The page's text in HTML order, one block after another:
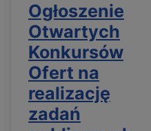
Ogłoszenie
Otwartych
Konkursów
Ofert na
realizację
zadań